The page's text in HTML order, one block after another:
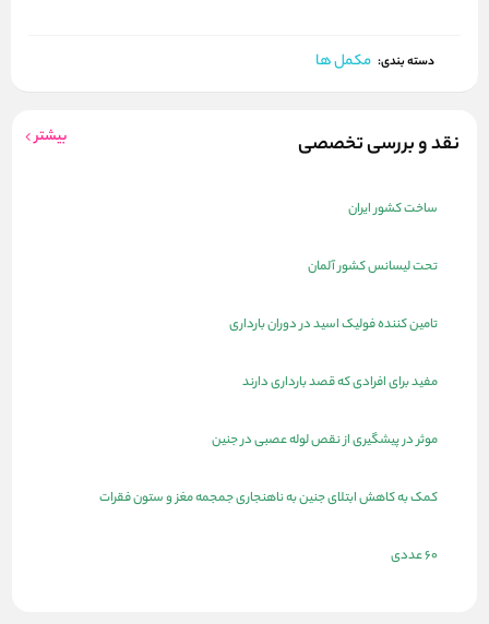
دسته بندی: مکمل ها
نقد و بررسی تخصصی بیشتر
ساخت کشور ایران
تحت لیسانس کشور آلمان
تامین کننده فولیک اسید در دوران بارداری
مفید برای افرادی که قصد بارداری دارند
موثر در پیشگیری از نقص لوله عصبی در جنین
کمک به کاهش ابتلای جنین به ناهنجاری جمجمه مغز و ستون فقرات
60 عددی